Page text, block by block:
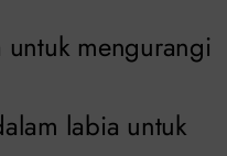
mengurangi
labia untuk